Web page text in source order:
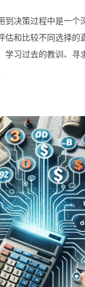
到决策过程中是一个
估和比较不同选择的
学习过去的教训、寻